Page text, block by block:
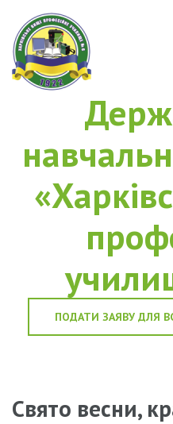
ПОДАТИ ЗАЯВУ ДЛЯ
Свято весни,